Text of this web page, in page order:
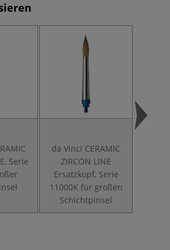
Serie
da Vinci CERAMIC
ZIRCON LINE
Ersatzkopf, Serie
11000K für großen
Schichtpinsel